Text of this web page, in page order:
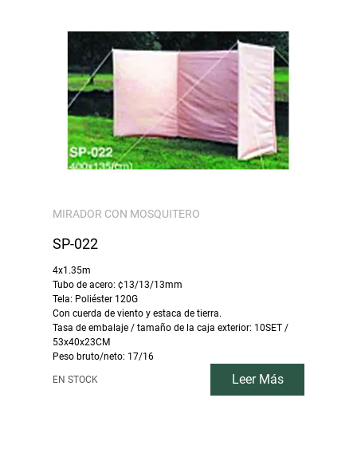
MIRADOR CON MOSQUITERO
SP-022
4x1.35m
Tubo de acero: ¢13/13/13mm
Tela: Poliéster 120G
Con cuerda de viento y estaca de tierra.
Tasa de embalaje / tamaño de la caja exterior: 10SET /
53x40x23CM
Peso bruto/neto: 17/16
EN STOCK Leer Más